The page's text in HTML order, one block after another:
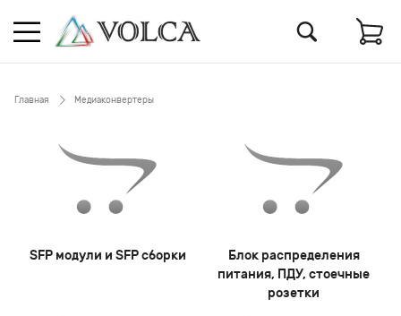
Главная Медиаконвертеры
SFP модули и SFP сборки
Блок распределения
питания, ПДУ, стоечные
розетки